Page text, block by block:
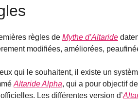
règles de Mythe d’Altaride
modifiées, améliorées,
qui le souhaitent, il existe un
Altaride Alpha, qui a pour objectif
Les différentes version d’